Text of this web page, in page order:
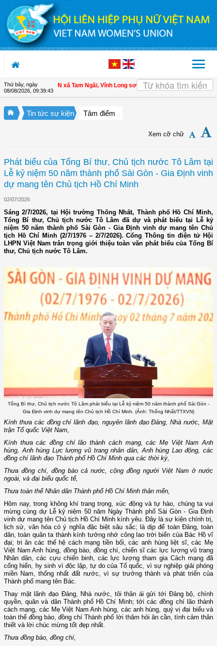
Truy cập nội dung luôn
Thứ bảy, ngày
08/08/2026, 09:39:44
| Hội LHPN xã Tam Ngãi, Vĩnh Long sơ kết công tác Hội và phong trào phụ
Tin tức sự kiện Tâm điểm
Xem cỡ chữ
Phát biểu của Tổng Bí thư, Chủ tịch nước Tô Lâm tại
Lễ kỷ niệm 50 năm thành phố Sài Gòn - Gia Định vinh
dự mang tên Chủ tịch Hồ Chí Minh
02/07/2026
Sáng 2/7/2026, tại Hội trường Thống Nhất, Thành phố Hồ Chí Minh,
Tổng Bí thư, Chủ tịch nước Tô Lâm đã dự và phát biểu tại Lễ kỷ
niệm 50 năm thành phố Sài Gòn - Gia Định vinh dự mang tên Chủ
tịch Hồ Chí Minh (2/7/1976 – 2/7/2026). Cổng Thông tin điện tử Hội
LHPN Việt Nam trân trọng giới thiệu toàn văn phát biểu của Tổng Bí
thư, Chủ tịch nước Tô Lâm.
Tổng Bí thư, Chủ tịch nước Tô Lâm phát biểu tại Lễ kỷ niệm 50 năm thành phố Sài Gòn -
Gia Định vinh dự mang tên Chủ tịch Hồ Chí Minh. (Ảnh: Thống Nhất/TTXVN)
Kính thưa các đồng chí lãnh đạo, nguyên lãnh đạo Đảng, Nhà nước, Mặt
trận Tổ quốc Việt Nam,
Kính thưa các đồng chí lão thành cách mạng, các Mẹ Việt Nam Anh
hùng, Anh hùng Lực lượng vũ trang nhân dân, Anh hùng Lao động, các
đồng chí lãnh đạo Thành phố Hồ Chí Minh qua các thời kỳ,
Thưa đồng chí, đồng bào cả nước, cộng đồng người Việt Nam ở nước
ngoài, và đại biểu quốc tế,
Thưa toàn thể Nhân dân Thành phố Hồ Chí Minh thân mến,
Hôm nay, trong không khí trang trọng, xúc động và tự hào, chúng ta vui
mừng cùng dự Lễ kỷ niệm 50 năm Ngày Thành phố Sài Gòn - Gia Định
vinh dự mang tên Chủ tịch Hồ Chí Minh kính yêu. Đây là sự kiện chính trị,
lịch sử, văn hóa có ý nghĩa đặc biệt sâu sắc; là dịp để toàn Đảng, toàn
dân, toàn quân ta thành kính tưởng nhớ công lao trời biển của Bác Hồ vĩ
đại; tri ân các thế hệ cách mạng tiền bối, các anh hùng liệt sĩ, các Mẹ
Việt Nam Anh hùng, đồng bào, đồng chí, chiến sĩ các lực lượng vũ trang
Nhân dân, các cựu chiến binh, các lực lượng tham gia Cách mạng đã
cống hiến, hy sinh vì độc lập, tự do của Tổ quốc, vì sự nghiệp giải phóng
miền Nam, thống nhất đất nước, vì sự trưởng thành và phát triển của
Thành phố mang tên Bác.
Thay mặt lãnh đạo Đảng, Nhà nước, tôi thân ái gửi tới Đảng bộ, chính
quyền, quân và dân Thành phố Hồ Chí Minh; tới các đồng chí lão thành
cách mạng, các Mẹ Việt Nam Anh hùng, các anh hùng, quý vị đại biểu và
toàn thể đồng bào, đồng chí Thành phố lời thăm hỏi ân cần, tình cảm thân
thiết và lời chúc mừng tốt đẹp nhất.
Thưa đồng bào, đồng chí,